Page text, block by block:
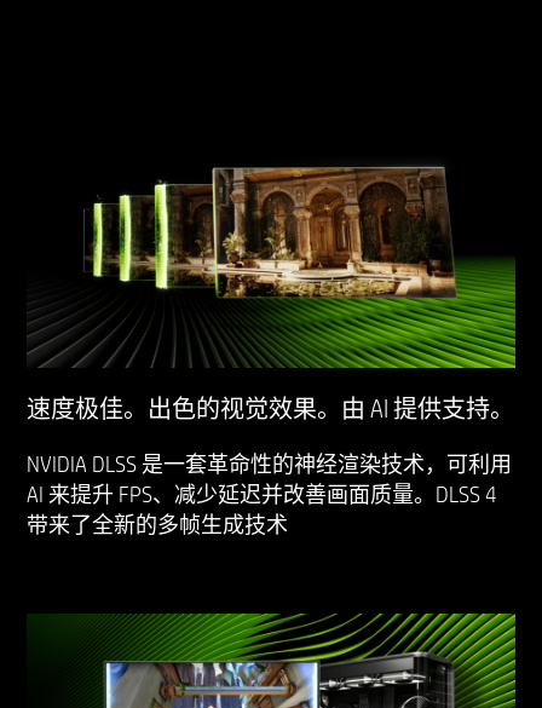
速度极佳。出色的视觉效果。由 AI 提供支持。
NVIDIA DLSS 是一套革命性的神经渲染技术，可利用
AI 来提升 FPS、减少延迟并改善画面质量。DLSS 4
带来了全新的多帧生成技术